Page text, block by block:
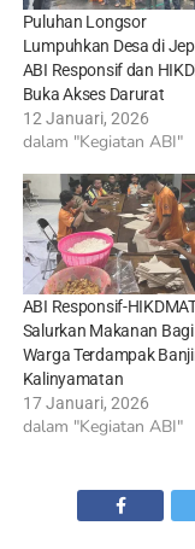
Puluhan Longsor
Lumpuhkan Desa di
ABI Responsif dan
Buka Akses Darurat
12 Januari, 2026
dalam "Kegiatan ABI"
ABI Responsif-
Salurkan Makanan Bagi
Warga Terdampak
Kalinyamatan
17 Januari, 2026
dalam "Kegiatan ABI"